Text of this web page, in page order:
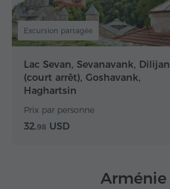
Excursion partagée
Lac Sevan, Sevanavank, Dilijan
(court arrêt), Goshavank,
Haghartsin
Prix par personne
32.98 USD
Arménie